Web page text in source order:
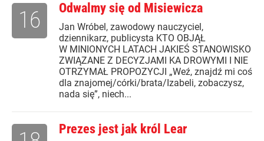
Odwalmy się od Misiewicza
Jan Wróbel, zawodowy nauczyciel,
dziennikarz, publicysta KTO OBJĄŁ
W MINIONYCH LATACH JAKIEŚ STANOWISKO
ZWIĄZANE Z DECYZJAMI KA DROWYMI I NIE
OTRZYMAŁ PROPOZYCJI „Weź, znajdź mi coś
dla znajomej/córki/brata/Izabeli, zobaczysz,
nada się”, niech...
16
Prezes jest jak król Lear